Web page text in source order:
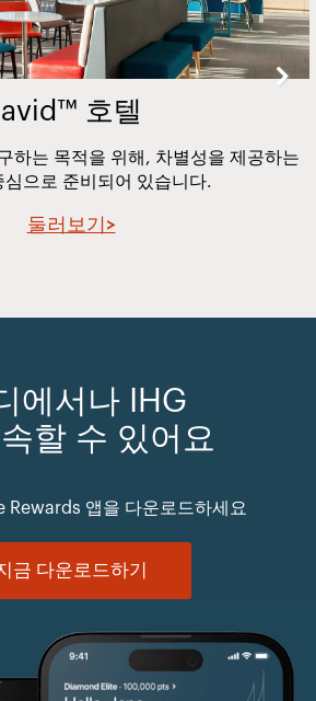
avid™ 호텔
하는 목적을 위해, 차별성을 제공하는
심으로 준비되어 있습니다.
둘러보기>
에서나 IHG
할 수 있어요
Rewards 앱을 다운로드하세요
금 다운로드하기